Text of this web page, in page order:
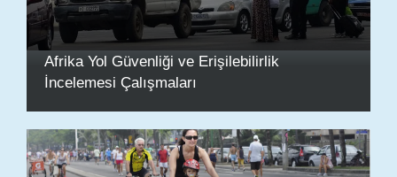
Afrika Yol Güvenliği ve Erişilebilirlik
İncelemesi Çalışmaları